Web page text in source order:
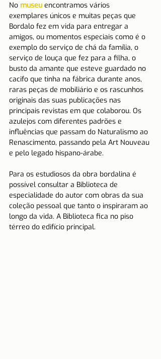
No museu encontramos vários
exemplares únicos e muitas peças que
Bordalo fez em vida para entregar a
amigos, ou momentos especiais como é o
exemplo do serviço de chá da família, o
serviço de louça que fez para a filha, o
busto da amante que esteve guardado no
cacifo que tinha na fábrica durante anos,
raras peças de mobiliário e os rascunhos
originais das suas publicações nas
principais revistas em que colaborou. Os
azulejos com diferentes padrões e
influências que passam do Naturalismo ao
Renascimento, passando pela Art Nouveau
e pelo legado hispano-árabe.
Para os estudiosos da obra bordalina é
possível consultar a Biblioteca de
especialidade do autor com obras da sua
coleção pessoal que tanto o inspiraram ao
longo da vida. A Biblioteca fica no piso
térreo do edifício principal.